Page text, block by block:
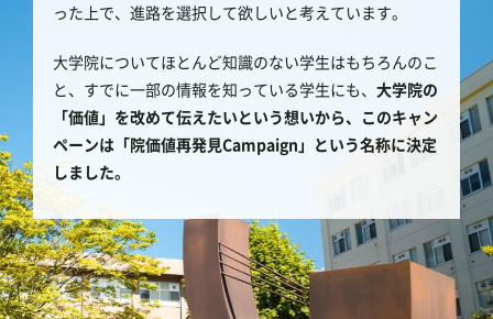
った上で、進路を選択して欲しいと考えています。
大学院についてほとんど知識のない学生はもちろんのこ
と、すでに一部の情報を知っている学生にも、 大学院の
「価値」を改めて伝えたいという想いから、このキャン
ペーンは「院価値再発見Campaign」という名称に決定
しました。